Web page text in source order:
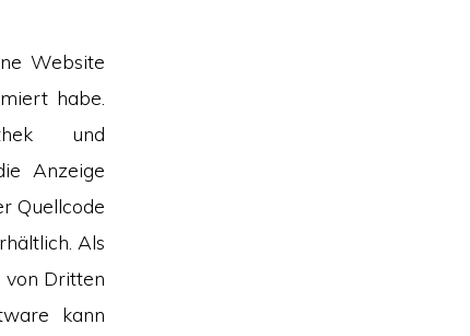
Website
habe.
und
Anzeige
Quellcode
Als
von Dritten
kann